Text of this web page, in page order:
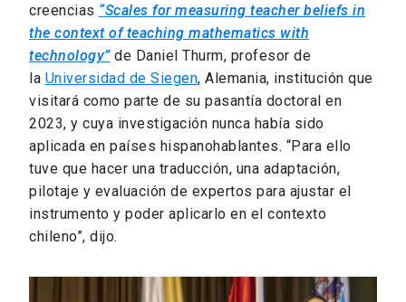
creencias “Scales for measuring teacher beliefs in
the context of teaching mathematics with
technology”de Daniel Thurm, profesor de
la Universidad de Siegen, Alemania, institución que
visitará como parte de su pasantía doctoral en
2023, y cuya investigación nunca había sido
aplicada en países hispanohablantes. “Para ello
tuve que hacer una traducción, una adaptación,
pilotaje y evaluación de expertos para ajustar el
instrumento y poder aplicarlo en el contexto
chileno”, dijo.